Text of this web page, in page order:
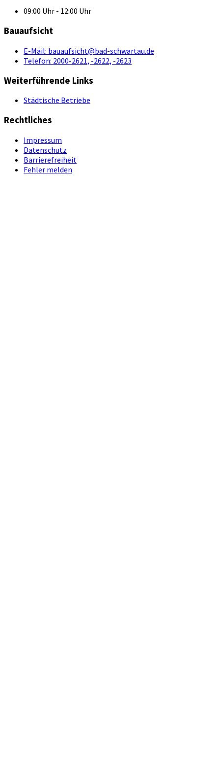
09:00 Uhr - 12:00 Uhr
Bauaufsicht
E-Mail: bauaufsicht@bad-schwartau.de
Telefon: 2000-2621, -2622, -2623
Weiterführende Links
Städtische Betriebe
Rechtliches
Impressum
Datenschutz
Barrierefreiheit
Fehler melden